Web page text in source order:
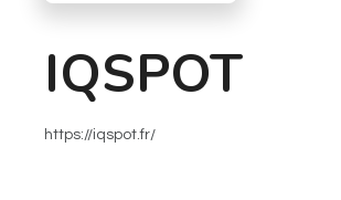
IQSPOT
https://iqspot.fr/